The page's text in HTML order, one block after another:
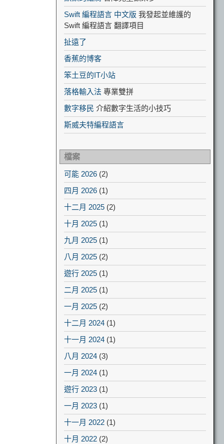
Swift 編程語言 中文版 我發起並維護的
Swift 編程語言 翻譯項目
扯遠了
香蕉的博客
笨土豆的IT小站
落格輸入法 專業雙拼
數字移民 介紹數字生活的小技巧
斯威夫特編程語言
檔案
可能 2026 (2)
四月 2026 (1)
十二月 2025 (2)
十月 2025 (1)
九月 2025 (1)
八月 2025 (2)
遊行 2025 (1)
二月 2025 (1)
一月 2025 (2)
十二月 2024 (1)
十一月 2024 (1)
八月 2024 (3)
一月 2024 (1)
遊行 2023 (1)
一月 2023 (1)
十一月 2022 (1)
十月 2022 (2)